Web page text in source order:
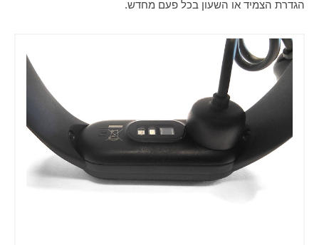
הגדרת הצמיד או השעון בכל פעם מחדש.